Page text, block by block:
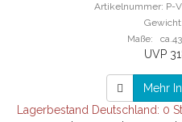
Artikelnummer: P-
Maße:
UVP
Mehr
Lagerbestand Deutschland: 0